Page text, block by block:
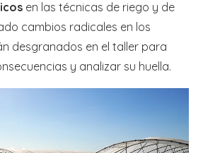
en las técnicas de riego y de
cambios radicales en los
desgranados en el taller para
y analizar su huella.